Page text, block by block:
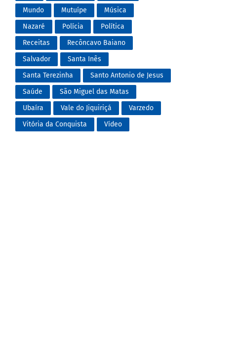
Mundo
Mutuípe
Música
Nazaré
Polícia
Política
Receitas
Recôncavo Baiano
Salvador
Santa Inês
Santa Terezinha
Santo Antonio de Jesus
Saúde
São Miguel das Matas
Ubaíra
Vale do Jiquiriçá
Varzedo
Vitória da Conquista
Vídeo